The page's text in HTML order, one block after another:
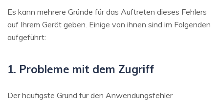
Es kann mehrere Gründe für das Auftreten dieses Fehlers
auf Ihrem Gerät geben. Einige von ihnen sind im Folgenden
aufgeführt:
1. Probleme mit dem Zugriff
Der häufigste Grund für den Anwendungsfehler